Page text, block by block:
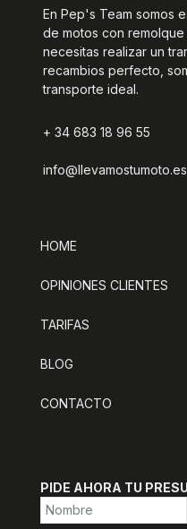
En Pep's Team somos
de motos con
necesitas realizar un
recambios perfecto,
transporte ideal.
+ 34 683 18 96 55
info@llevamostumoto.es
HOME
OPINIONES CLIENTES
TARIFAS
BLOG
CONTACTO
PIDE AHORA TU